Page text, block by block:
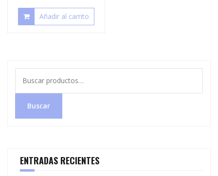
Añadir al carrito
por:
Buscar
ENTRADAS RECIENTES